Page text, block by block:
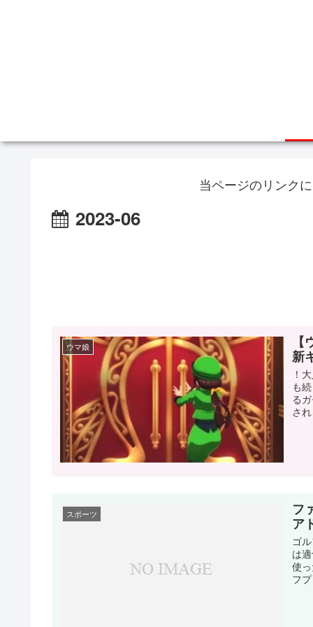
当ページのリンク
2023-06
ウマ娘
新
！
も
る
さ
スポーツ
フ
ア
ゴ
は
使
フ